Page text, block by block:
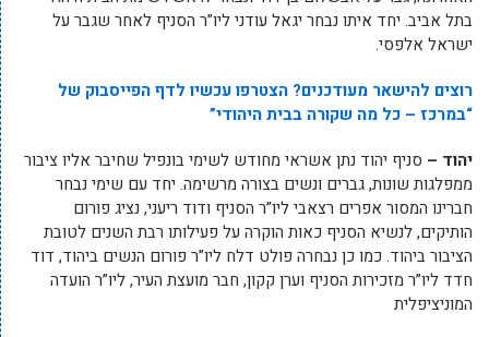
בתל אביב. יחד איתו נבחר יגאל עודני ליו”ר הסניף לאחר שגבר על
ישראל אלפסי.
רוצים להישאר מעודכנים? הצטרפו עכשיו לדף הפייסבוק של
“במרכז – כל מה שקורה בבית היהודי”
יהוד – סניף יהוד נתן אשראי מחודש לשימי בונפיל שחיבר אליו ציבור
ממפלגות שונות, גברים ונשים בצורה מרשימה. יחד עם שימי נבחר
חברינו המסור אפרים רצאבי ליו”ר הסניף ודוד ריעני, נציג פורום
הותיקים, לנשיא הסניף כאות הוקרה על פעילותו רבת השנים לטובת
הציבור ביהוד. כמו כן נבחרה פולט דלח ליו”ר פורום הנשים ביהוד, דוד
חדד ליו”ר מזכירות הסניף וערן קקון, חבר מועצת העיר, ליו”ר הועדה
המוניציפלית